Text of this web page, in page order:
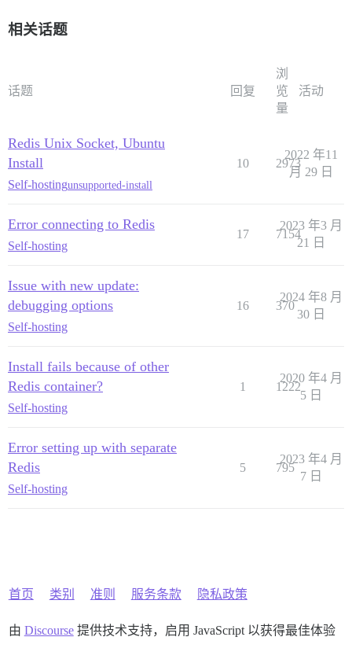
相关话题
话题 回复
浏
览
量
活动
Redis Unix Socket, Ubuntu
Install
Self-hostingunsupported-install
10 2973
2022 年11
月 29 日
Error connecting to Redis
Self-hosting
17 7154
2023 年3 月
21 日
Issue with new update:
debugging options
Self-hosting
16 370
2024 年8 月
30 日
Install fails because of other
Redis container?
Self-hosting
1 1222
2020 年4 月
5 日
Error setting up with separate
Redis
Self-hosting
5 795
2023 年4 月
7 日
首页 类别 准则 服务条款 隐私政策
由 Discourse提供技术支持，启用 JavaScript 以获得最佳体验